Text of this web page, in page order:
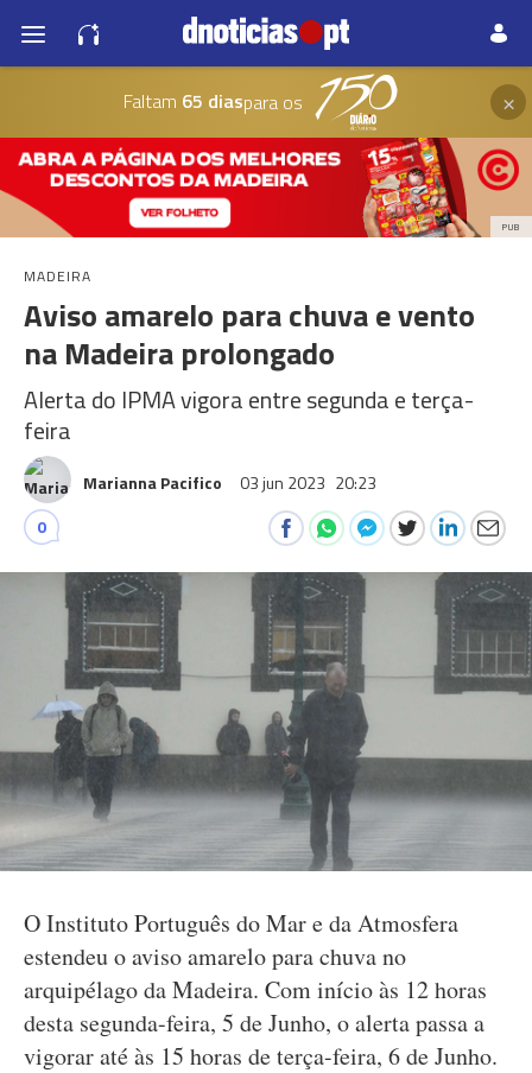
Faltam 65 diaspara os ×
PUB
MADEIRA
Aviso amarelo para chuva e vento
na Madeira prolongado
Alerta do IPMA vigora entre segunda e terça-
feira
Marianna Pacifico 03 jun 2023 20:23
0
O Instituto Português do Mar e da Atmosfera
estendeu o aviso amarelo para chuva no
arquipélago da Madeira. Com início às 12 horas
desta segunda-feira, 5 de Junho, o alerta passa a
vigorar até às 15 horas de terça-feira, 6 de Junho.